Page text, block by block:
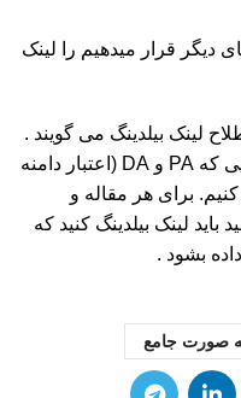
دیگر قرار میدهیم را لینک
لینک بیلدینگ می گویند .
برای لینک سازی حتما باید از لینک هایی که PA و DA (اعتبار دامنه
کنیم. برای هر مقاله و
لینک بیلدینگ کنید که
بشود .
صورت جامع